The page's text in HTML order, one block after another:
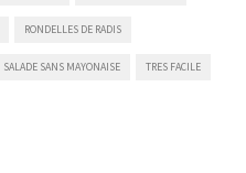
RONDELLES DE RADIS
SALADE SANS MAYONAISE TRES FACILE